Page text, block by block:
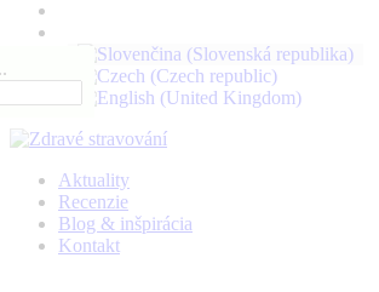
Aktuality
Recenzie
Blog & inšpirácia
Kontakt